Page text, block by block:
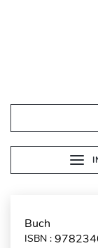
Buch
ISBN :